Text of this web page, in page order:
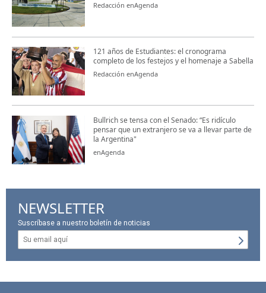
Redacción enAgenda
121 años de Estudiantes: el cronograma
completo de los festejos y el homenaje a Sabella
Redacción enAgenda
Bullrich se tensa con el Senado: “Es ridículo
pensar que un extranjero se va a llevar parte de
la Argentina"
enAgenda
NEWSLETTER
Suscríbase a nuestro boletín de noticias